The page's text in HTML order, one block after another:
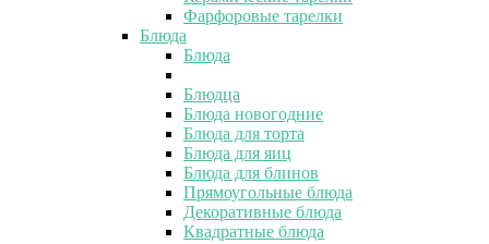
Фарфоровые тарелки
Блюда
Блюда
Блюдца
Блюда новогодние
Блюда для торта
Блюда для яиц
Блюда для блинов
Прямоугольные блюда
Декоративные блюда
Квадратные блюда